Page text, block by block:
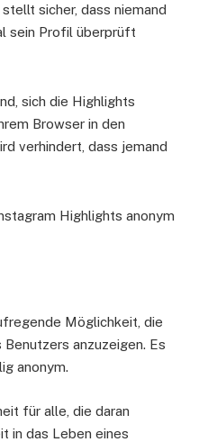
sicher, dass niemand
sein Profil überprüft
sich die Highlights
Browser in den
verhindert, dass jemand
Highlights anonym
Möglichkeit, die
anzuzeigen. Es
anonym.
für alle, die daran
in das Leben eines